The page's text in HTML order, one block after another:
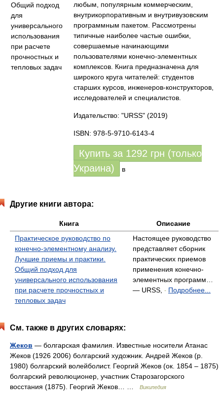
любым, популярным коммерческим,
внутрикорпоративным и внутривузовским
программным пакетом. Рассмотрены
типичные наиболее частые ошибки,
совершаемые начинающими
пользователями конечно-элементных
комплексов. Книга предназначена для
широкого круга читателей: студентов
старших курсов, инженеров-конструкторов,
исследователей и специалистов.
Издательство: "URSS" (2019)
ISBN: 978-5-9710-6143-4
Купить за 1292 грн (только
Украина)
в
Другие книги автора:
Книга
Описание
Практическое руководство по
конечно-элементному анализу.
Лучшие приемы и практики.
Общий подход для
универсального использования
при расчете прочностных и
тепловых задач
Настоящее руководство
представляет сборник
практических приемов
применения конечно-
элементных программ…
— URSS,
- Подробнее...
См. также в других словарях:
Жеков — болгарская фамилия. Известные носители Атанас
Жеков (1926 2006) болгарский художник. Андрей Жеков (р.
1980) болгарский волейболист. Георгий Жеков (ок. 1854 – 1875)
болгарский революционер, участник Старозагорского
восстания (1875). Георгий Жеков… …
Википедия